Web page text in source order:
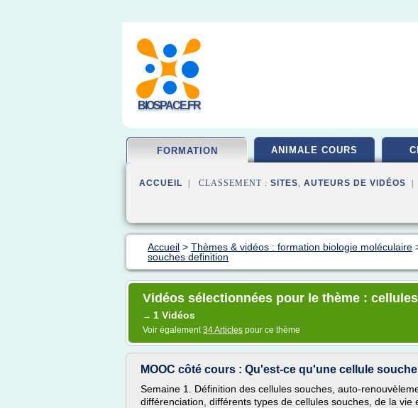
BIOSPACE.FR
FORMATION ANIMALE COURS
ACCUEIL | CLASSEMENT : SITES, AUTEURS DE VIDÉOS |
Accueil > Thèmes & vidéos : formation biologie moléculaire
souches definition
Vidéos sélectionnées pour le thème :
→ 1 Vidéos
Voir également34 Articles pour ce thème
MOOC côté cours : Qu'est-ce qu'une cellule
Semaine 1. Définition des cellules souches, auto-
différenciation, différents types de cellules souches, de la vie